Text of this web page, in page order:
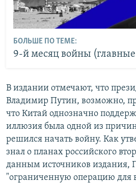
БОЛЬШЕ ПО ТЕМЕ:
9-й месяц войны (главные
В издании отмечают, что
Владимир Путин, возможно,
что Китай однозначно
иллюзия была одной из
решился начать войну. Как
знал о планах российского
данным источников издания,
"ограниченную операцию для